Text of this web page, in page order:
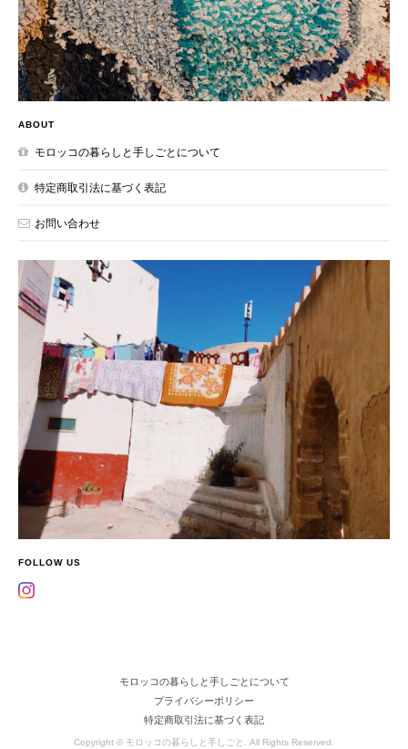
ABOUT
モロッコの暮らしと手しごとについて
特定商取引法に基づく表記
お問い合わせ
FOLLOW US
モロッコの暮らしと手しごとについて
プライバシーポリシー
特定商取引法に基づく表記
Copyright © モロッコの暮らしと手しごと. All Rights Reserved.